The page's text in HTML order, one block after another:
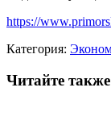
https://
Категория:
Читайте